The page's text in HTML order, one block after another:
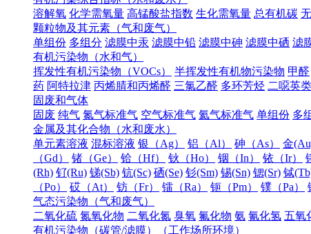
溶解氧 化学需氧量 高锰酸盐指数 生化需氧量 总有机碳
颗粒物及其元素（气和废气）
单组份 多组分 滤膜中汞 滤膜中铅 滤膜中砷 滤膜中硒 滤
有机污染物（水和气）
挥发性有机污染物（VOCs）
半挥发性有机物污染物 甲醛
药 阿特拉津 丙烯腈和丙烯醛 三氯乙醛 多环芳烃 二噁英类
固废和气体
固废 纯气 氮气标准气 空气标准气 氦气标准气 单组份 多
金属及其化合物（水和废水）
单元素溶液 混标溶液 银（Ag） 铝（Al） 砷（As） 金
（Gd）
锗（Ge） 铪（Hf） 钬（Ho） 铟（In） 铱（Ir）
(Rh) 钌(Ru) 锑(Sb) 钪(Sc) 硒(Se) 钐(Sm) 锡(Sn) 锶(Sr) 铽
（Po）
砹（At） 钫（Fr） 镭（Ra） 钷（Pm） 镤（Pa）
气态污染物（气和废气）
二氧化硫 氮氧化物 二氧化氮 臭氧 氟化物 氨 氰化氢 五氧
有机污染物（碳管/滤膜）（工作场所环境）